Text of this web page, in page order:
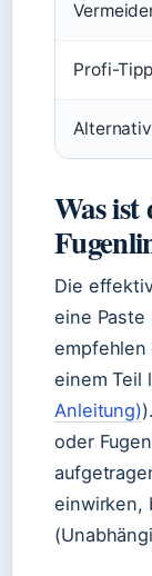
Profi-Tipp
Was ist
Die
eine Paste
empfehlen
einem Teil
Anleitung)
oder
einwirken,